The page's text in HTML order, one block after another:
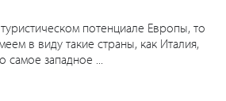
потенциале Европы, то
в виду такие страны, как Италия,
самое западное ...